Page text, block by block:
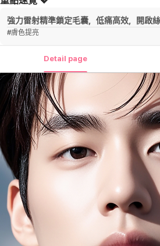
強力雷射精準鎖定毛囊，低痛高效，開啟
#膚色提亮
Detail page